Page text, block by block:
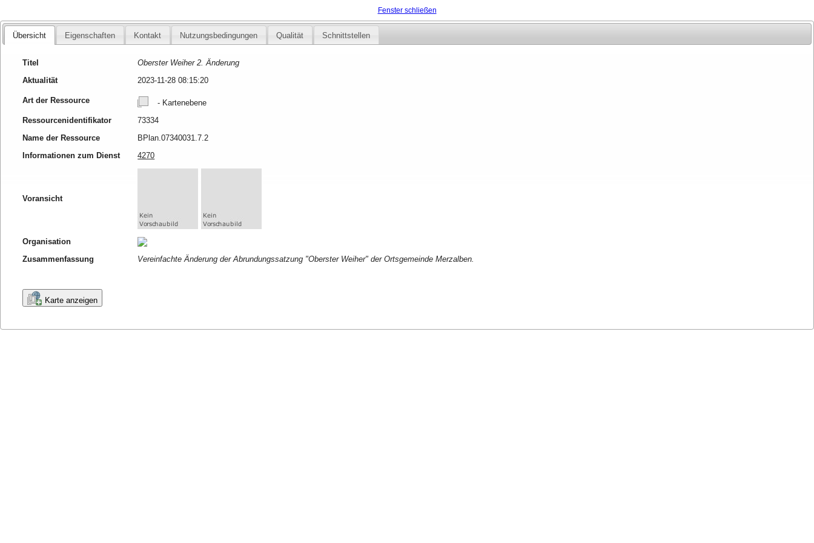
Fenster schließen
Übersicht Eigenschaften Kontakt Nutzungsbedingungen Qualität Schnittstellen
Titel
Oberster Weiher 2. Änderung
Aktualität
2023-11-28 08:15:20
Art der Ressource
- Kartenebene
Ressourcenidentifikator
73334
Name der Ressource
BPlan.07340031.7.2
Informationen zum Dienst
4270
Voransicht
Organisation
Zusammenfassung
Vereinfachte Änderung der Abrundungssatzung "Oberster Weiher" der Ortsgemeinde Merzalben.
Karte anzeigen